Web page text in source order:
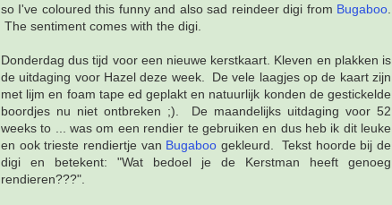
so I've coloured this funny and also sad reindeer digi from Bugaboo
The sentiment comes with the digi.
Donderdag dus tijd voor een nieuwe kerstkaart. Kleven en plakken is
de uitdaging voor Hazel deze week. De vele laagjes op de kaart zijn
met lijm en foam tape ed geplakt en natuurlijk konden de gestickelde
boordjes nu niet ontbreken ;). De maandelijks uitdaging voor 52
weeks to ... was om een rendier te gebruiken en dus heb ik dit leuke
en ook trieste rendiertje van Bugaboo gekleurd. Tekst hoorde bij de
digi en betekent: "Wat bedoel je de Kerstman heeft genoeg
rendieren???".